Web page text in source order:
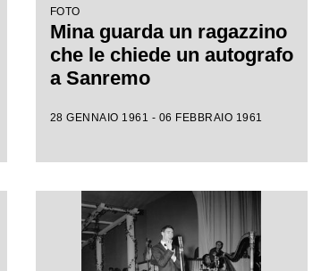
FOTO
Mina guarda un ragazzino
che le chiede un autografo
a Sanremo
28 GENNAIO 1961 - 06 FEBBRAIO 1961